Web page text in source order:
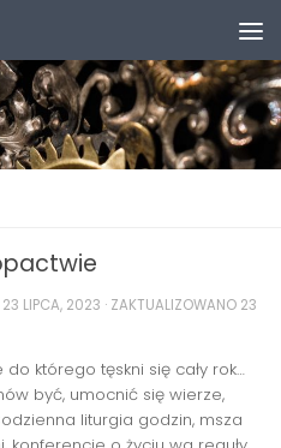
23 LIPCA, 2023 · ZAKTUALIZOWANO 23
którego tęskni się cały rok…
być, umocnić się wierze,
liturgia godzin, msza